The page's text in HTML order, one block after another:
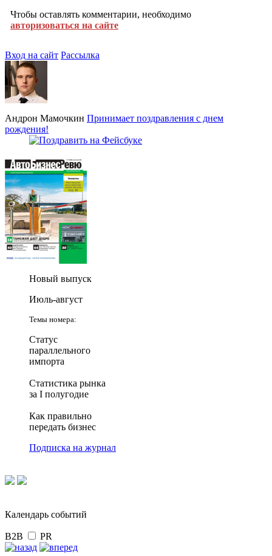
Чтобы оставлять комментарии, необходимо
авторизоваться на сайте
Вход на сайт Рассылка
Андрон Мамочкин Принимает поздравления с днем
рождения!
Новый выпуск
Июль-август
Темы номера:
Статус
параллельного
импорта
Статистика рынка
за I полугодие
Как правильно
передать бизнес
Подписка на журнал
Календарь событий
B2B PR